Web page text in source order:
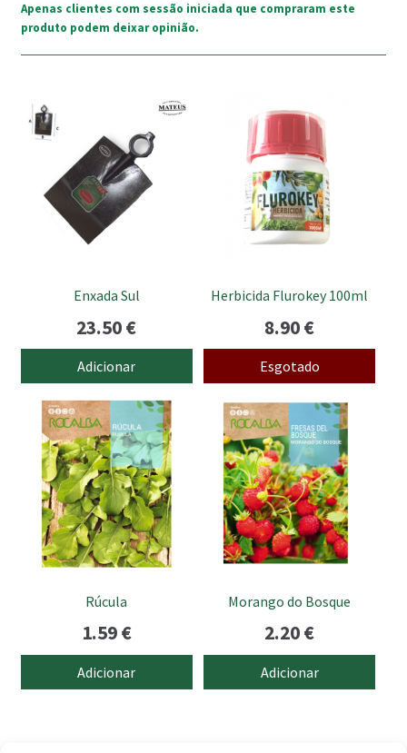
Apenas clientes com sessão iniciada que compraram este
produto podem deixar opinião.
Enxada Sul
23.50€
Adicionar
Herbicida Flurokey 100ml
8.90€
Esgotado
Rúcula
1.59€
Adicionar
Morango do Bosque
2.20€
Adicionar